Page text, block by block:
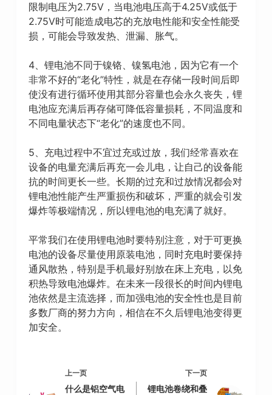
限制电压为2.75V，当电池电压高于4.25V或低于
2.75V时可能造成电芯的充放电性能和安全性能受
损，可能会导致发热、泄漏、胀气。
4、锂电池不同于镍铬、镍氢电池，因为它有一个
非常不好的“老化”特性，就是在存储一段时间后即
使没有进行循环使用其部分容量也会永久丧失，锂
电池应充满后再存储可降低容量损耗，不同温度和
不同电量状态下“老化”的速度也不同。
5、充电过程中不宜过充或过放，我们经常喜欢在
设备的电量充满后再充一会儿电，让自己的设备能
抗的时间更长一些。长期的过充和过放情况都会对
锂电池性能产生严重损伤和破坏，严重的就会引发
爆炸等极端情况，所以锂电池的电充满了就好。
平常我们在使用锂电池时要特别注意，对于可更换
电池的设备尽量使用原装电池，同时充电时要保持
通风散热，特别是手机最好别放在床上充电，以免
积热导致电池爆炸。在未来一段很长的时间内锂电
池依然是主流选择，而加强电池的安全性也是目前
多数厂商的努力方向，相信在不久后锂电池变得更
加安全。
上一页
什么是铝空气电
下一页
锂电池卷绕和叠